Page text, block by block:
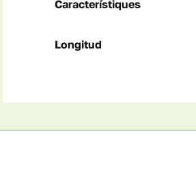
Característiques
Longitud